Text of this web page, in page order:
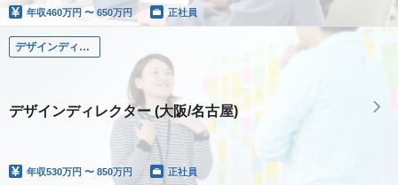
年収460万円 〜 650万円 正社員
デザインディレクター
デザインディレクター (大阪/名古屋)
年収530万円 〜 850万円 正社員